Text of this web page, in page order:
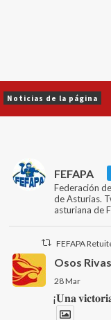
Noticias de la página
FEFAPA
Federación
de Asturias.
asturiana de
FEFAPA
Osos
28 Mar
¡𝐔𝐧𝐚